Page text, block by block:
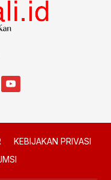
KEBIJAKAN PRIVASI